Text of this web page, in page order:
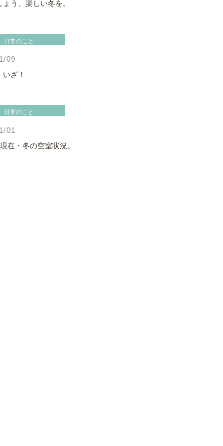
う、楽しい冬を。
日常のこと
09
ざ！
日常のこと
01
在・冬の空室状況。